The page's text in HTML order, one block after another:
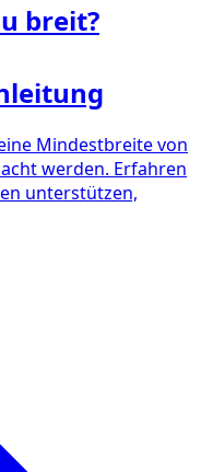
breit?
Mindestbreite von
werden. Erfahren
unterstützen,